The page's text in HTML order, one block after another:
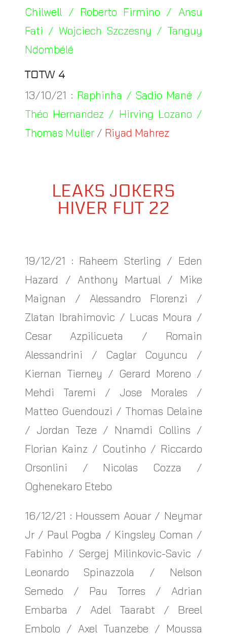
Chilwell / Roberto Firmino / Ansu
Fati / Wojciech Szczesny / Tanguy
Ndombélé
TOTW 4
13/10/21 : Raphinha / Sadio Mané /
Théo Hernandez / Hirving Lozano /
Thomas Muller / Riyad Mahrez
LEAKS JOKERS
HIVER FUT 22
19/12/21 : Raheem Sterling / Eden
Hazard / Anthony Martual / Mike
Maignan / Alessandro Florenzi /
Zlatan Ibrahimovic / Lucas Moura /
Cesar Azpilicueta / Romain
Alessandrini / Caglar Coyuncu /
Kiernan Tierney / Gerard Moreno /
Mehdi Taremi / Jose Morales /
Matteo Guendouzi / Thomas Delaine
/ Jordan Teze / Nnamdi Collins /
Florian Kainz / Coutinho / Riccardo
Orsonlini / Nicolas Cozza /
Oghenekaro Etebo
16/12/21 : Houssem Aouar / Neymar
Jr / Paul Pogba / Kingsley Coman /
Fabinho / Sergej Milinkovic-Savic /
Leonardo Spinazzola / Nelson
Semedo / Pau Torres / Adrian
Embarba / Adel Taarabt / Breel
Embolo / Axel Tuanzebe / Moussa